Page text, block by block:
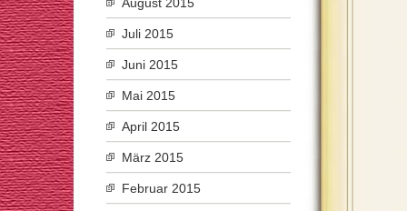
Juli 2015
Juni 2015
Mai 2015
April 2015
März 2015
Februar 2015